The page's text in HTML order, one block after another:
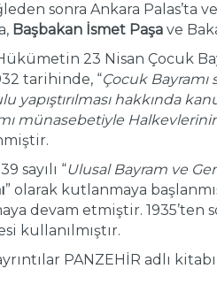
sonra Ankara Palas’ta
Başbakan İsmet Paşa ve
23 Nisan Çocuk
tarihinde, “Çocuk Bayramı
yapıştırılması hakkında
münasebetiyle
sayılı “Ulusal Bayram ve
” olarak kutlanmaya
devam etmiştir. 1935’ten
kullanılmıştır.
PANZEHİR adlı